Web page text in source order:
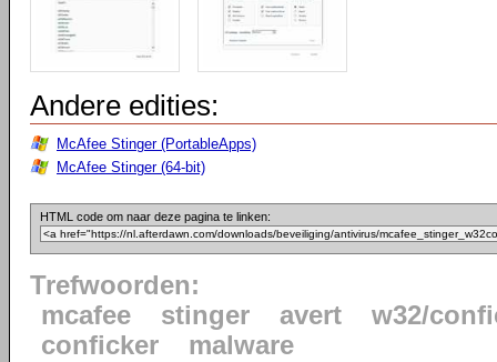
Andere edities:
McAfee Stinger (PortableApps)
McAfee Stinger (64-bit)
HTML code om naar deze pagina te linken:
Trefwoorden:
mcafee
stinger avert
w32/
conficker
malware